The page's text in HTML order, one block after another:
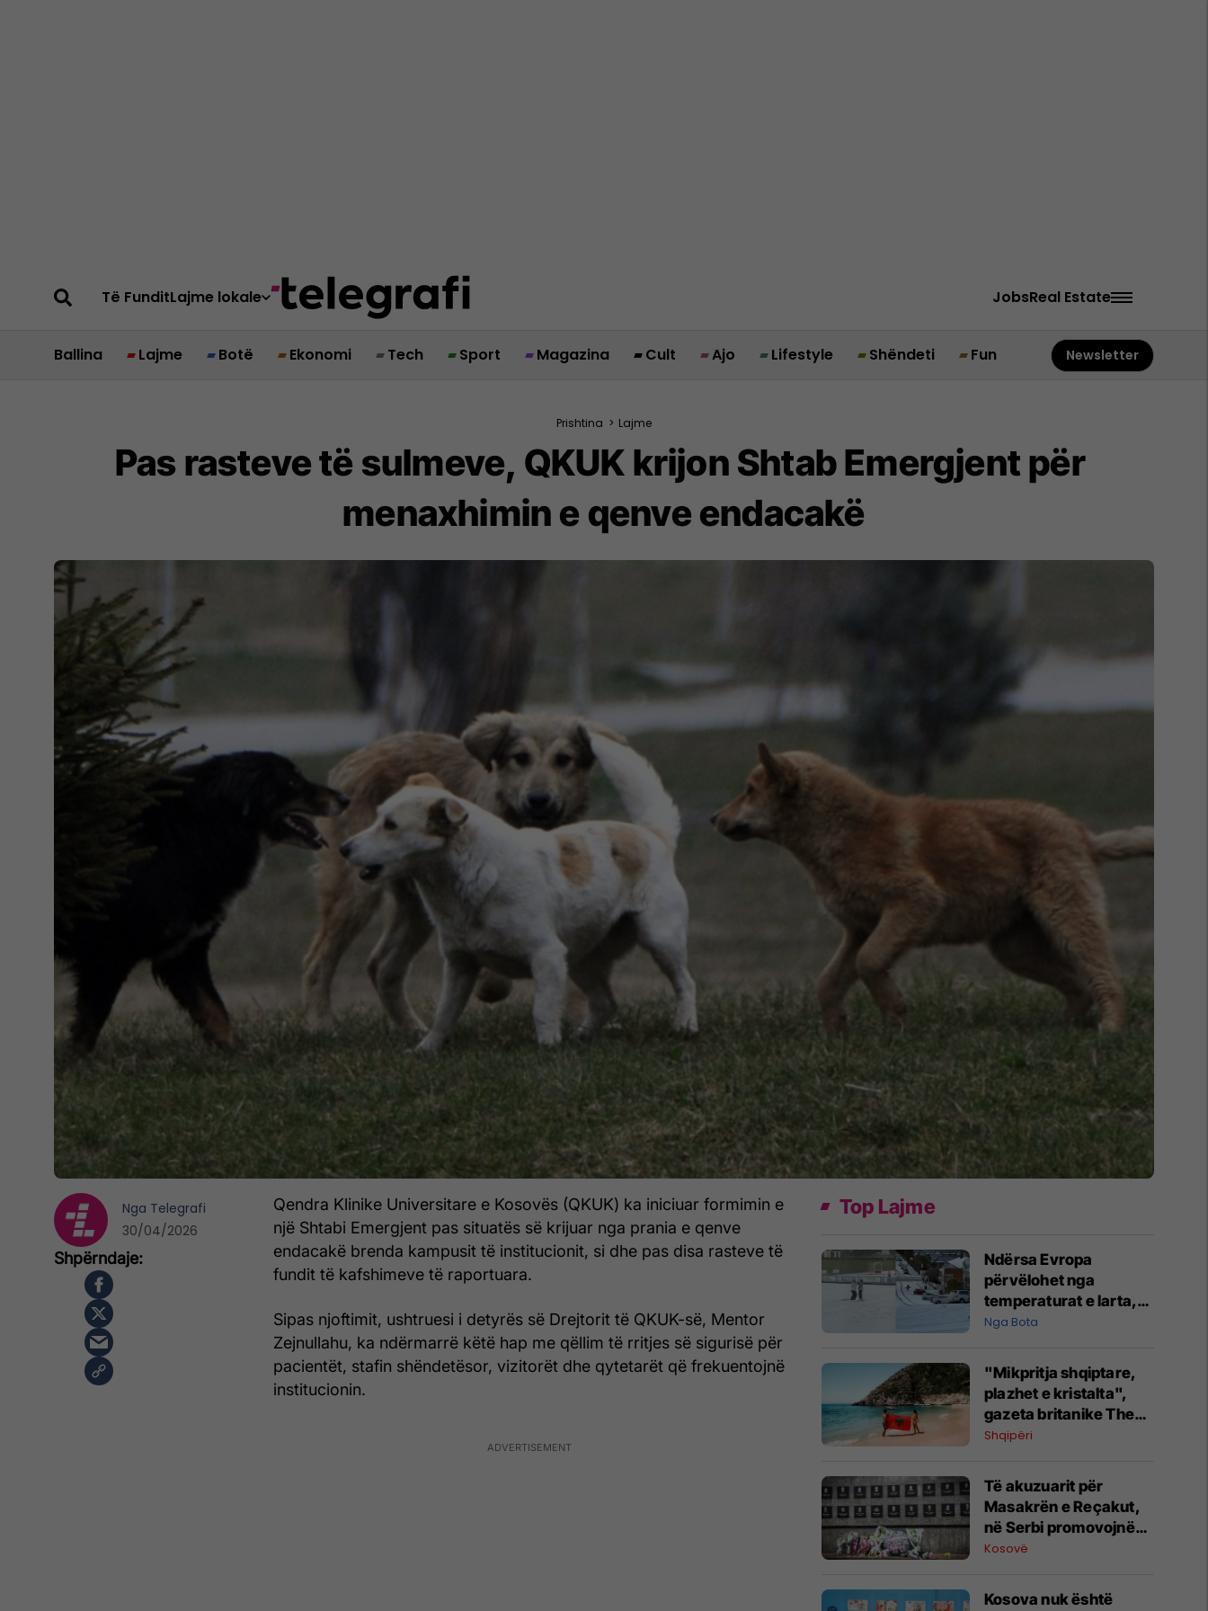
Të FunditLajme lokale JobsReal Estate
Ballina Lajme Botë Ekonomi Tech Sport Magazina Cult Ajo Lifestyle Shëndeti Fun Newsletter
Prishtina > Lajme
Pas rasteve të sulmeve, QKUK krijon Shtab Emergjent për
menaxhimin e qenve endacakë
Qendra Klinike Universitare e Kosovës (QKUK) ka iniciuar formimin e
një Shtabi Emergjent pas situatës së krijuar nga prania e qenve
endacakë brenda kampusit të institucionit, si dhe pas disa rasteve të
fundit të kafshimeve të raportuara.
Sipas njoftimit, ushtruesi i detyrës së Drejtorit të QKUK-së, Mentor
Zejnullahu, ka ndërmarrë këtë hap me qëllim të rritjes së sigurisë për
pacientët, stafin shëndetësor, vizitorët dhe qytetarët që frekuentojnë
institucionin.
Nga Telegrafi
30/04/2026
Top Lajme
Ndërsa Evropa
përvëlohet nga
temperaturat e larta,
Zelanda e Re goditet
Nga Bota
"Mikpritja shqiptare,
plazhet e kristalta",
gazeta britanike The
Sun i kushton artikull
që duhet vizituar
Shqipëri
Të akuzuarit për
Masakrën e Reçakut,
në Serbi promovojnë
mohimin e krimit
Kosovë
Kosova nuk është